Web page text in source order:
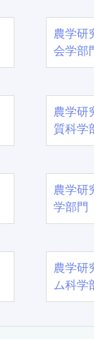
農学
会学部
農学
質科学
農学
学部門
農学
ム科学